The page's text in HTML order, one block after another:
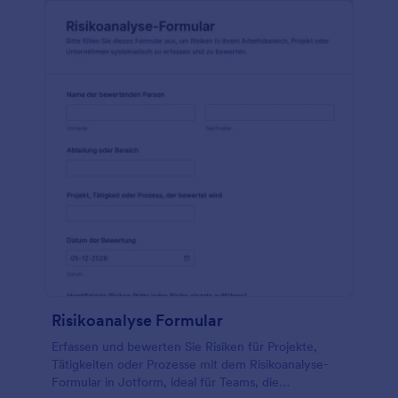
Ihren Vorstellungen zu gestalten. Sie können es
ganz einfach mit anderen Apps wie Dropbox,
automatisch an diese Plattformen senden lassen.
Jotform Mobile Formulare App können Sie jederzeit
100 Integrationen können Sie die erfassten Daten
Excel und andere! Machen Sie sich ein Bild davon,
wie IOT-Geräte die Sicherheit an Ihrem Arbeitsplatz
Formular für Sicherheitsvorschläge.
Risikoanalyse Formular
Erfassen und bewerten Sie Risiken für Projekte,
Tätigkeiten oder Prozesse mit dem Risikoanalyse-
Formular in Jotform, ideal für Teams, die